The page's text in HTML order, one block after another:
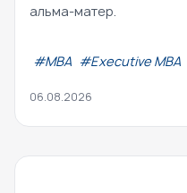
альма-матер.
#МВА #Executive MBA
06.08.2026